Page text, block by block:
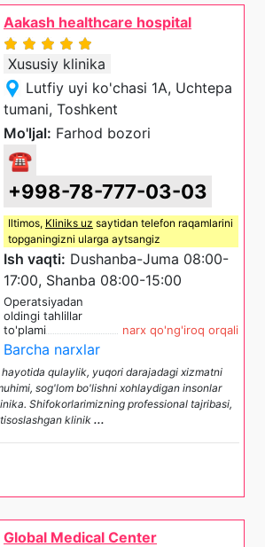
Aakash healthcare hospital
Xususiy klinika
Lutfiy uyi ko'chasi 1A, Uchtepa
tumani, Toshkent
Mo'ljal: Farhod bozori
☎
+998-78-777-03-03
Iltimos, Kliniks uz saytidan telefon raqamlarini
topganingizni ularga aytsangiz
Ish vaqti: Dushanba-Juma 08:00-
17:00, Shanba 08:00-15:00
Operatsiyadan
oldingi tahlillar
to'plami
narx qo'ng'iroq orqali
Barcha narxlar
hayotida qulaylik, yuqori darajadagi xizmatni
sog'lom bo'lishni xohlaydigan insonlar
Shifokorlarimizning professional tajribasi,
klinik...
Global Medical Center